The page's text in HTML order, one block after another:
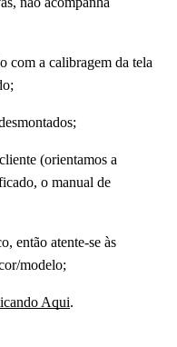
com a calibragem da tela
(orientamos a
o manual de
então atente-se às
modelo;
Aqui.